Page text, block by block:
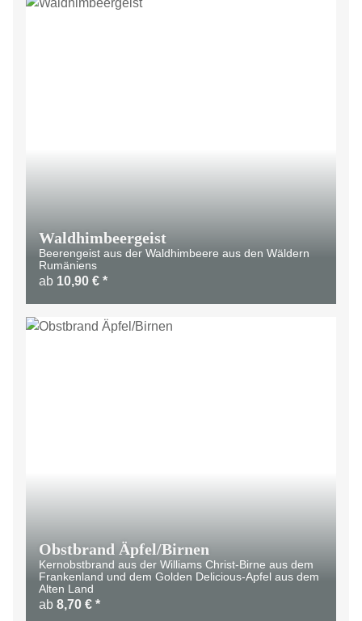
Waldhimbeergeist
Beerengeist aus der Waldhimbeere aus den Wäldern
Rumäniens
ab 10,90 € *
Obstbrand Äpfel/Birnen
Kernobstbrand aus der Williams Christ-Birne aus dem
Frankenland und dem Golden Delicious-Apfel aus dem
Alten Land
ab 8,70 € *